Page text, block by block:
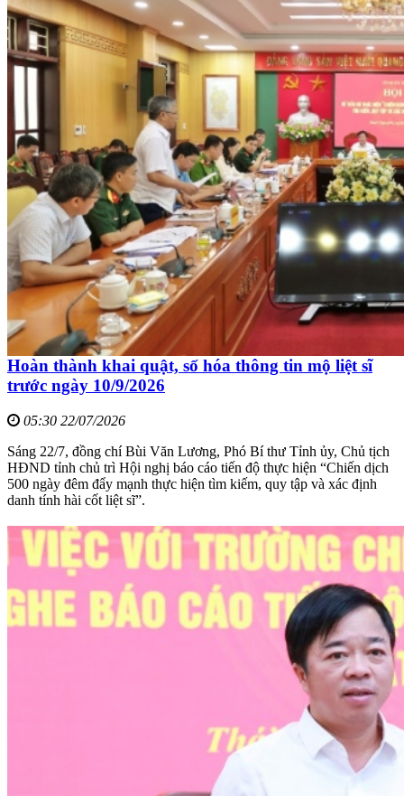
Hoàn thành khai quật, số hóa thông tin mộ liệt sĩ
trước ngày 10/9/2026
05:30 22/07/2026
Sáng 22/7, đồng chí Bùi Văn Lương, Phó Bí thư Tỉnh ủy, Chủ tịch
HĐND tỉnh chủ trì Hội nghị báo cáo tiến độ thực hiện “Chiến dịch
500 ngày đêm đẩy mạnh thực hiện tìm kiếm, quy tập và xác định
danh tính hài cốt liệt sĩ”.